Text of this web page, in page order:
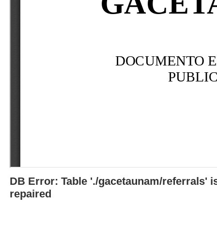
DB Error: Table './gacetaunam/referrals'
repaired